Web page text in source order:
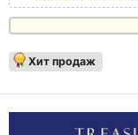
Хит продаж